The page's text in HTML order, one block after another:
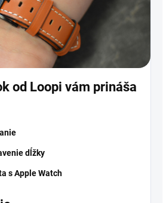
od Loopi vám prináša
dĺžky
s Apple Watch